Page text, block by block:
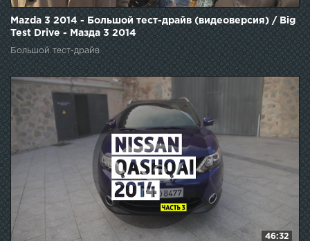
Mazda 3 2014 - Большой тест-драйв (видеоверсия) / Big
Test Drive - Мазда 3 2014
Большой тест-драйв
46:32